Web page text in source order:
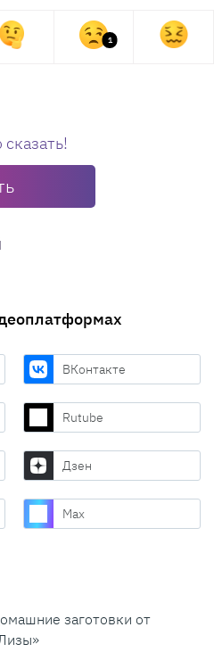
1
ВКонтакте
Rutube
Дзен
Max
заготовки от